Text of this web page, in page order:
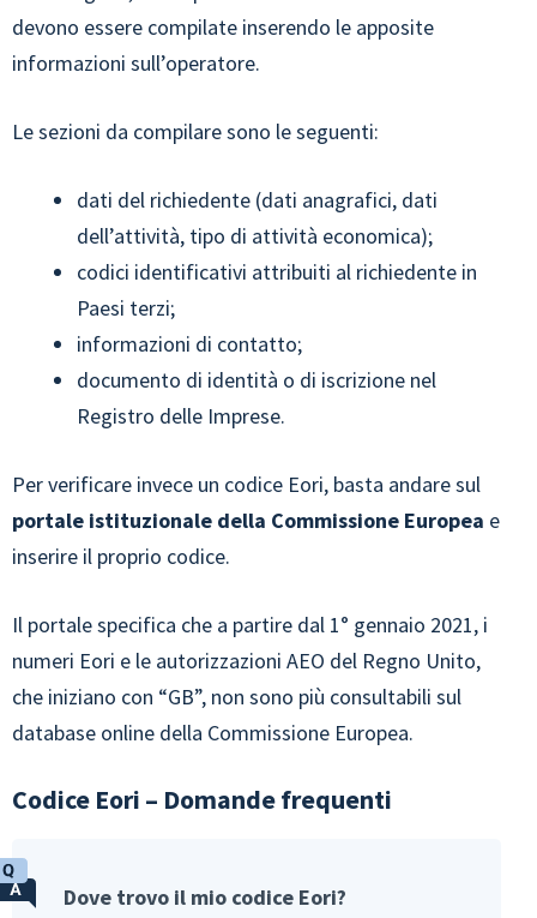
devono essere compilate inserendo le apposite
informazioni sull’operatore.
Le sezioni da compilare sono le seguenti:
dati del richiedente (dati anagrafici, dati
dell’attività, tipo di attività economica);
codici identificativi attribuiti al richiedente in
Paesi terzi;
informazioni di contatto;
documento di identità o di iscrizione nel
Registro delle Imprese.
Per verificare invece un codice Eori, basta andare sul
portale istituzionale della Commissione Europea e
inserire il proprio codice.
Il portale specifica che a partire dal 1° gennaio 2021, i
numeri Eori e le autorizzazioni AEO del Regno Unito,
che iniziano con “GB”, non sono più consultabili sul
database online della Commissione Europea.
Codice Eori – Domande frequenti
Dove trovo il mio codice Eori?